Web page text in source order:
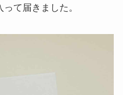
て届きました。